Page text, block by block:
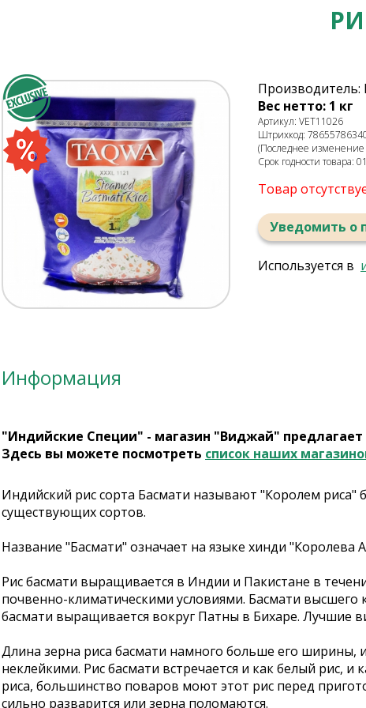
Производитель:
Вес нетто: 1 кг
Артикул: VET11026
Штрихкод:
(Последнее
Срок годности товара:
Товар
Уведомить о
Используется в
Информация
"Индийские Специи" - магазин "Виджай"
Здесь вы можете посмотреть список наших
Индийский рис сорта Басмати называют "Королем
существующих сортов.
Название "Басмати" означает на языке хинди
Рис басмати выращивается в Индии и Пакистане в
почвенно-климатическими условиями. Басмати высшего
басмати выращивается вокруг Патны в Бихаре. Лучшие
Длина зерна риса басмати намного больше его ширины,
неклейкими. Рис басмати встречается и как белый рис,
риса, большинство поваров моют этот рис перед
сильно разварится или зерна поломаются.